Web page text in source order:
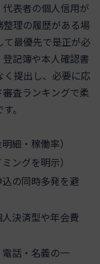
表者の個人信用が
理の履歴がある場
最優先で是正が必
記簿や本人確認書
提出し、必要に応
査ランキングで柔
。
細・稼働率）
ングを明示）
込の同時多発を避
人決済型や年会費
電話・名義の一